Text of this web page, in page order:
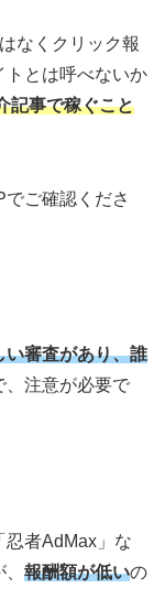
なくクリック報
トとは呼べないか
記事で稼ぐこと
ご確認くださ
審査があり、誰
、注意が必要で
忍者AdMax」な
報酬額が低いの